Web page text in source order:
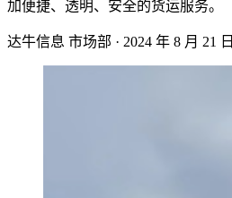
加便捷、‌透明、‌安全的货运服务。‌
达牛信息 市场部 · 2024 年 8 月 21 日